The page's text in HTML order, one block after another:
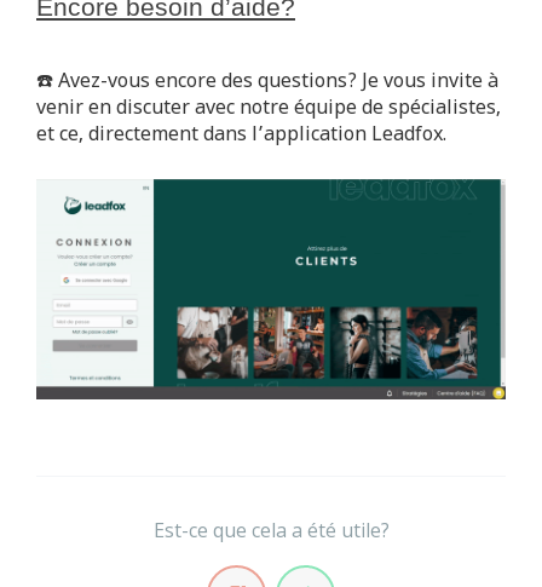
Encore besoin d’aide?
☎️Avez-vous encore des questions? Je vous invite à
venir en discuter avec notre équipe de spécialistes,
et ce, directement dans l’application Leadfox.
Est-ce que cela a été utile?